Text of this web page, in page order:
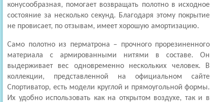
конусообразная, помогает возвращать полотно в исходное
состояние за несколько секунд. Благодаря этому покрытие
не провисает, по отзывам, имеет хорошую амортизацию.
Само полотно из перматрона – прочного прорезиненного
материала с армированными нитями в составе. Он
выдерживает вес одновременно нескольких человек. В
коллекции, представленной на официальном сайте
Спортиватор, есть модели круглой и прямоугольной формы.
Их удобно использовать как на открытом воздухе, так и в